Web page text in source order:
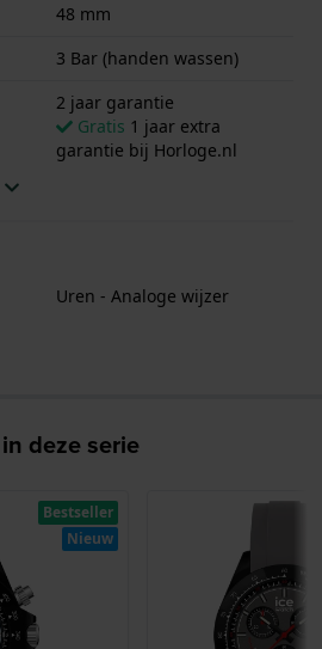
48 mm
3 Bar (handen wassen)
2 jaar garantie
Gratis 1 jaar extra
garantie bij Horloge.nl
Uren - Analoge wijzer
deze serie
Bestseller
Nieuw